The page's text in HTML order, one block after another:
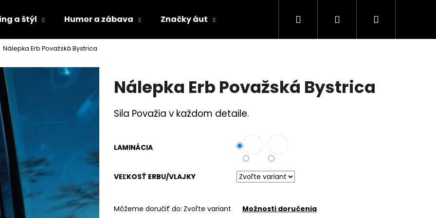
a štýl Humor a zábava Značky áut Rodina a bezpečnosť
Hľadať PrihlásenieNákupný
Nálepka Erb Považská Bystrica
Nálepka Erb Považská Bystrica
Sila Považia v každom detaile.
LAMINÁCIA
VEĽKOSŤ ERBU/VLAJKY
Môžeme doručiť do: Zvoľte variant Možnosti doručenia
Čo potrebujete nájsť?
HĽADAŤ